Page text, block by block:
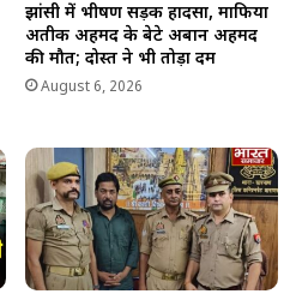
झांसी में भीषण सड़क हादसा, माफिया
अतीक अहमद के बेटे अबान अहमद
की मौत; दोस्त ने भी तोड़ा दम
August 6, 2026